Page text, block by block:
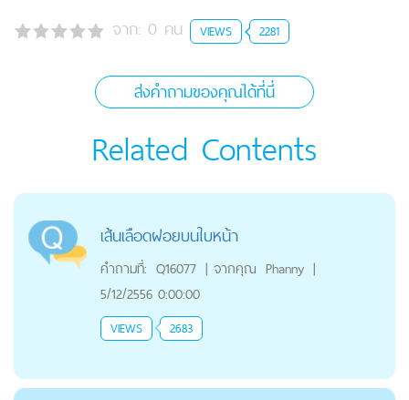
จาก: 0 คน VIEWS 2281
ส่งคำถามของคุณได้ที่นี่
Related Contents
เส้นเลือดฝอยบนใบหน้า
คำถามที่: Q16077 | จากคุณ Phanny |
5/12/2556 0:00:00
VIEWS 2683